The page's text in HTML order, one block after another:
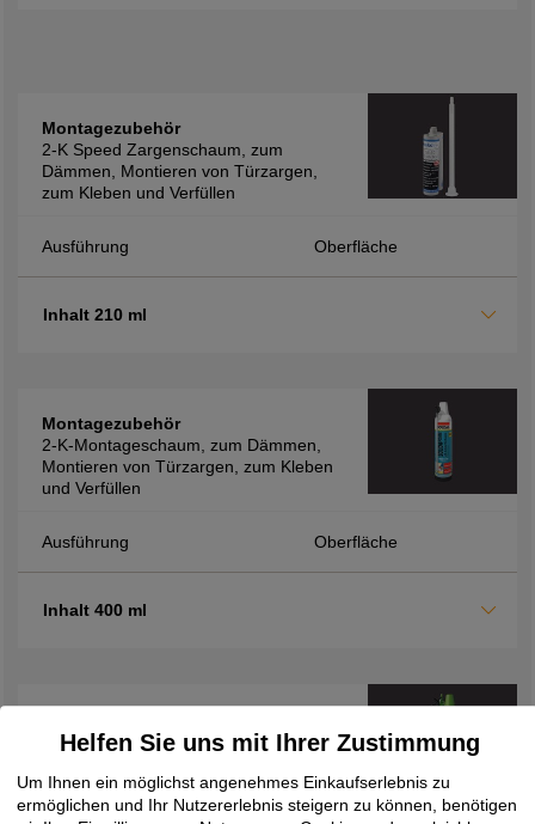
Montagezubehör
2-K Speed Zargenschaum, zum
Dämmen, Montieren von Türzargen,
zum Kleben und Verfüllen
Ausführung Oberfläche
Inhalt 210 ml
Montagezubehör
2-K-Montageschaum, zum Dämmen,
Montieren von Türzargen, zum Kleben
und Verfüllen
Ausführung Oberfläche
Inhalt 400 ml
2K-Montageschaum FM710, zur
Dämmung und Isolierung, schnelle
Verarbeitung durch kurze
Helfen Sie uns mit Ihrer Zustimmung
Um Ihnen ein möglichst angenehmes Einkaufserlebnis zu
ermöglichen und Ihr Nutzererlebnis steigern zu können, benötigen